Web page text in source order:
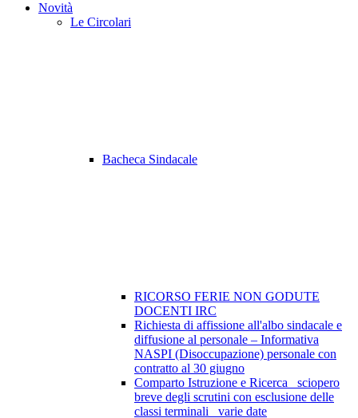
Novità
Le Circolari
Bacheca Sindacale
RICORSO FERIE NON GODUTE
DOCENTI IRC
Richiesta di affissione all'albo sindacale e
diffusione al personale – Informativa
NASPI (Disoccupazione) personale con
contratto al 30 giugno
Comparto Istruzione e Ricerca_ sciopero
breve degli scrutini con esclusione delle
classi terminali_ varie date